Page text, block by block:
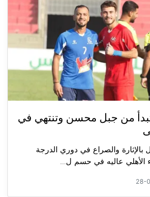
من جبل محسن وتنتهي في
والصراع في دوري الدرجة
الأهلي عاليه في حسم ل...
28-